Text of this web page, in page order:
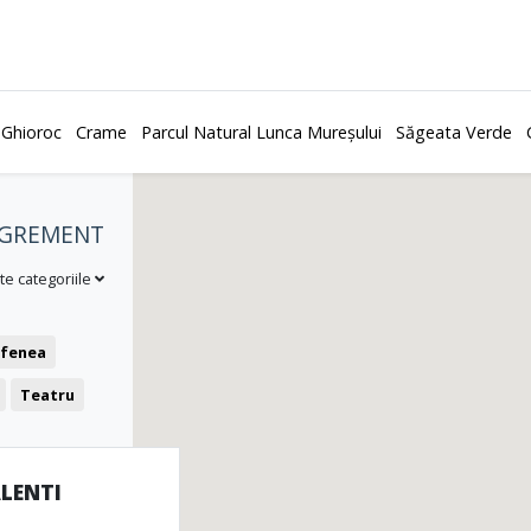
Crame Parcul Natural Lunca Mureșului Săgeata Verde
categoriile
Teatru